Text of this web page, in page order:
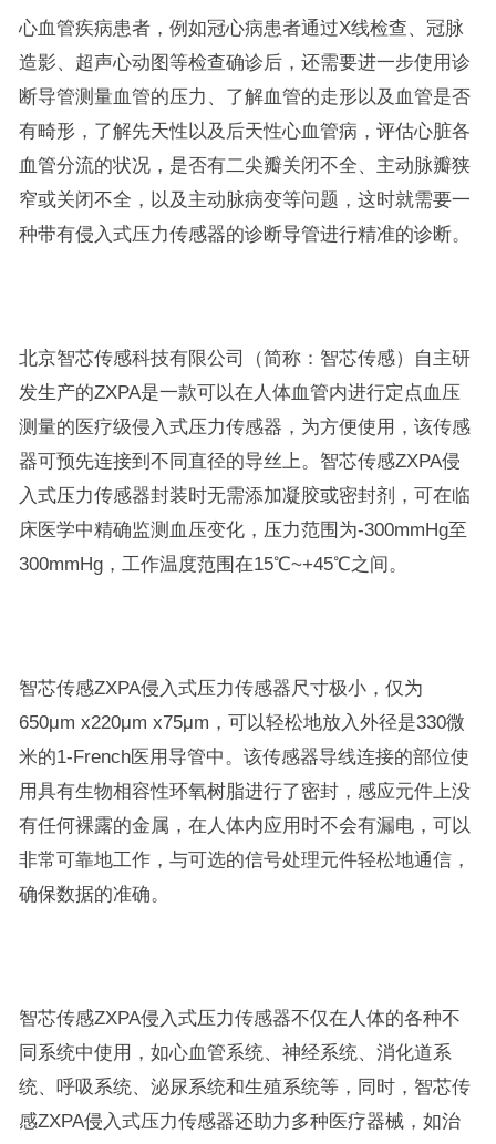
心血管疾病患者，例如冠心病患者通过X线检查、冠脉
造影、超声心动图等检查确诊后，还需要进一步使用诊
断导管测量血管的压力、了解血管的走形以及血管是否
有畸形，了解先天性以及后天性心血管病，评估心脏各
血管分流的状况，是否有二尖瓣关闭不全、主动脉瓣狭
窄或关闭不全，以及主动脉病变等问题，这时就需要一
种带有侵入式压力传感器的诊断导管进行精准的诊断。
北京智芯传感科技有限公司（简称：智芯传感）自主研
发生产的ZXPA是一款可以在人体血管内进行定点血压
测量的医疗级侵入式压力传感器，为方便使用，该传感
器可预先连接到不同直径的导丝上。智芯传感ZXPA侵
入式压力传感器封装时无需添加凝胶或密封剂，可在临
床医学中精确监测血压变化，压力范围为-300mmHg至
300mmHg，工作温度范围在15℃~+45℃之间。
智芯传感ZXPA侵入式压力传感器尺寸极小，仅为
650μm x220μm x75μm，可以轻松地放入外径是330微
米的1-French医用导管中。该传感器导线连接的部位使
用具有生物相容性环氧树脂进行了密封，感应元件上没
有任何裸露的金属，在人体内应用时不会有漏电，可以
非常可靠地工作，与可选的信号处理元件轻松地通信，
确保数据的准确。
智芯传感ZXPA侵入式压力传感器不仅在人体的各种不
同系统中使用，如心血管系统、神经系统、消化道系
统、呼吸系统、泌尿系统和生殖系统等，同时，智芯传
感ZXPA侵入式压力传感器还助力多种医疗器械，如治